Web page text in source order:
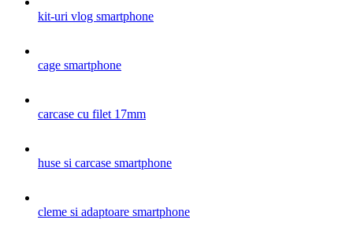
kit-uri vlog smartphone
cage smartphone
carcase cu filet 17mm
huse si carcase smartphone
cleme si adaptoare smartphone